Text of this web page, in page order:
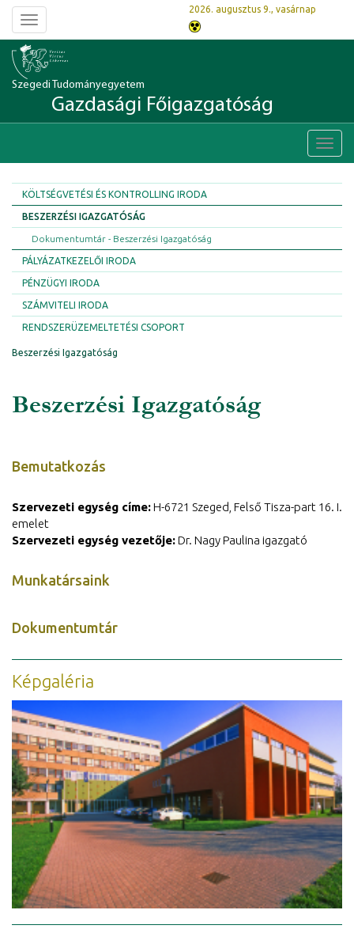
Toggle
navigation
2026. augusztus 9., vasárnap
Szegedi Tudományegyetem
Gazdasági Főigazgatóság
KÖLTSÉGVETÉSI ÉS KONTROLLING IRODA
BESZERZÉSI IGAZGATÓSÁG
Dokumentumtár - Beszerzési Igazgatóság
PÁLYÁZATKEZELŐI IRODA
PÉNZÜGYI IRODA
SZÁMVITELI IRODA
RENDSZERÜZEMELTETÉSI CSOPORT
Beszerzési Igazgatóság
Beszerzési Igazgatóság
Bemutatkozás
Szervezeti egység címe:H-6721 Szeged, Felső Tisza-part 16. I.
emelet
Szervezeti egység vezetője:Dr. Nagy Paulina igazgató
Munkatársaink
Dokumentumtár
Képgaléria